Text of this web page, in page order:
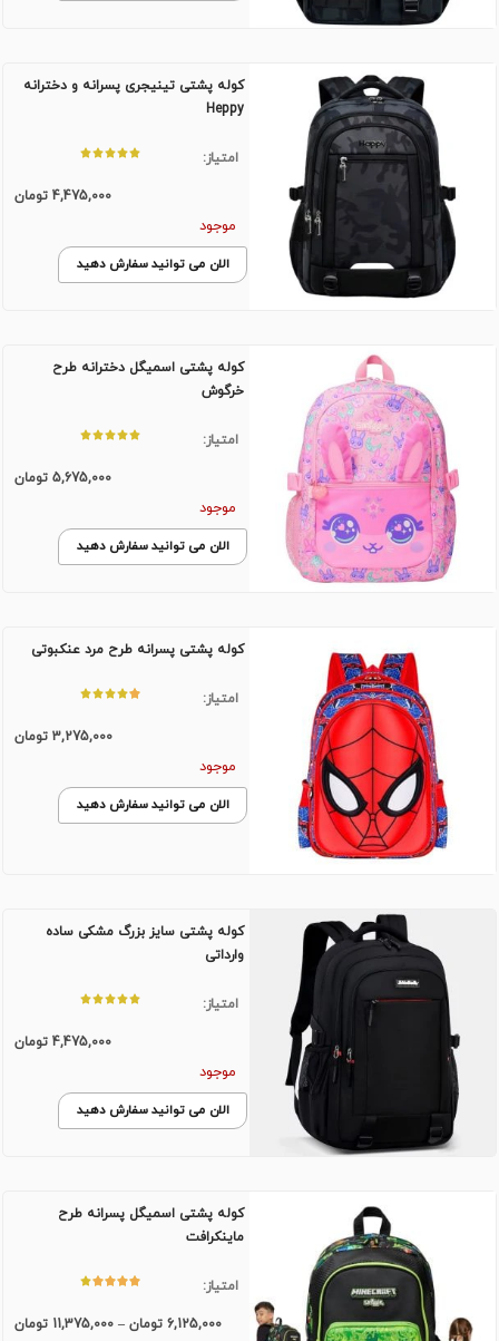
کوله پشتی تینیجری پسرانه و دخترانه
Heppy
امتیاز:
4,475,000 تومان
موجود
الان می توانید سفارش دهید
کوله پشتی اسمیگل دخترانه طرح
خرگوش
امتیاز:
5,675,000 تومان
موجود
الان می توانید سفارش دهید
کوله پشتی پسرانه طرح مرد عنکبوتی
امتیاز:
3,275,000 تومان
موجود
الان می توانید سفارش دهید
کوله پشتی سایز بزرگ مشکی ساده
وارداتی
امتیاز:
4,475,000 تومان
موجود
الان می توانید سفارش دهید
کوله پشتی اسمیگل پسرانه طرح
ماینکرافت
امتیاز:
6,125,000 تومان –
11,375,000 تومان